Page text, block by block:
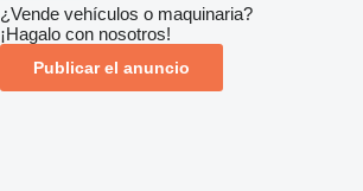
¿Vende vehículos o maquinaria?
¡Hagalo con nosotros!
Publicar el anuncio